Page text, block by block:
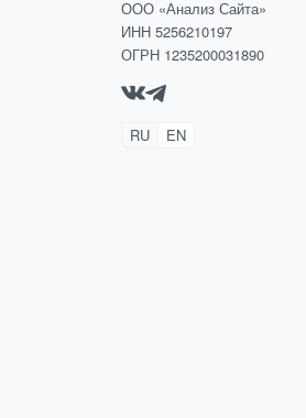
ООО «Анализ Сайта»
ИНН 5256210197
ОГРН 1235200031890
RU EN